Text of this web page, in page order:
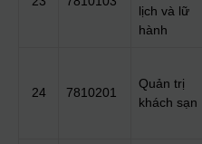
lịch và lữ
hành
24 7810201
Quản trị
khách sạn